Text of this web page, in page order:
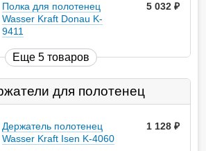
Полка для полотенец
Wasser Kraft Donau K-
9411
5 032
Еще 5 товаров
для полотенец
Держатель полотенец
Wasser Kraft Isen K-4060
1 128